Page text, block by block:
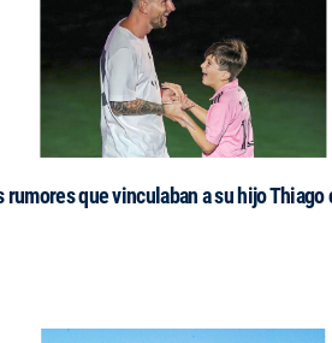
que vinculaban a su hijo Thiago